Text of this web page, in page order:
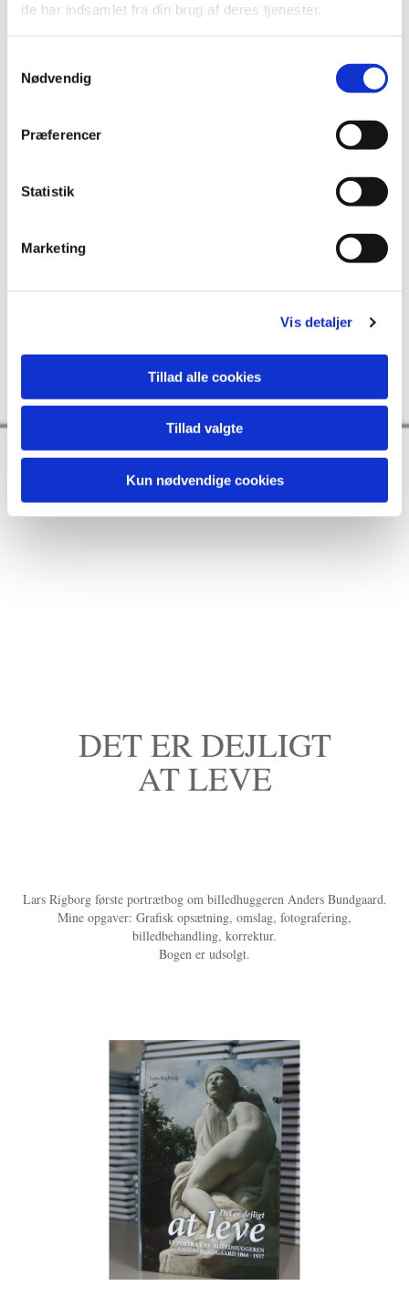
de har indsamlet fra din brug af deres tjenester.
Nødvendig
Præferencer
Statistik
Marketing
Vis detaljer
Tillad alle cookies
Tillad valgte
Kun nødvendige cookies
DET ER DEJLIGT
AT LEVE
Lars Rigborg første portrætbog om billedhuggeren Anders Bundgaard.
Mine opgaver: Grafisk opsætning, omslag, fotografering,
billedbehandling, korrektur.
Bogen er udsolgt.